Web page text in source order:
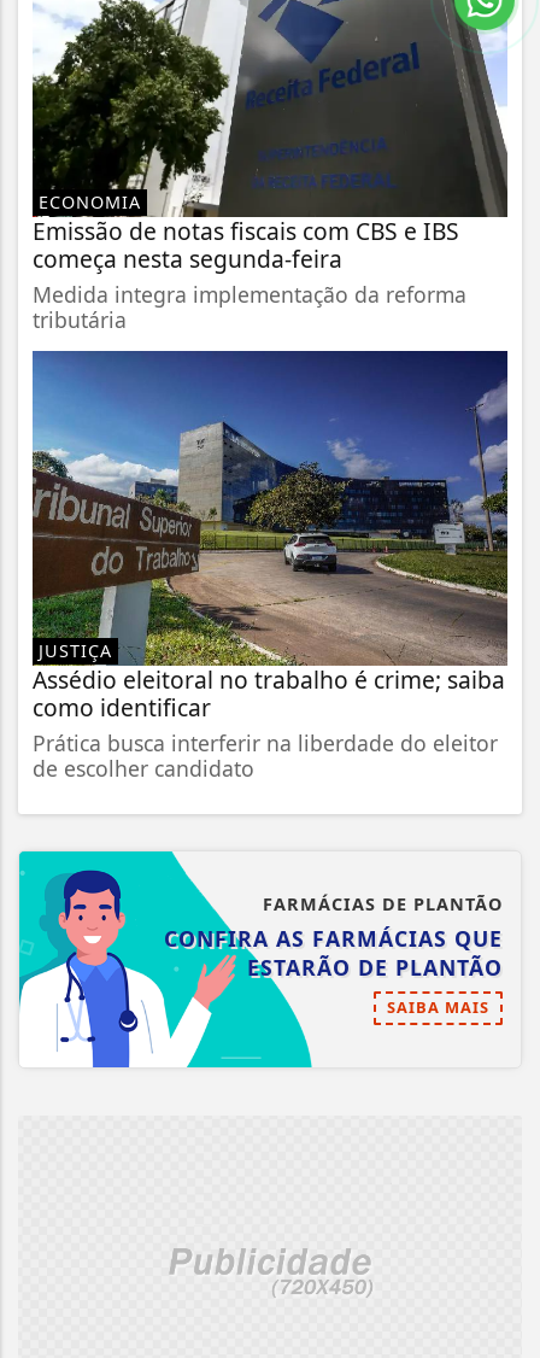
ECONOMIA
Emissão de notas fiscais com CBS e IBS
começa nesta segunda-feira
Medida integra implementação da reforma
tributária
JUSTIÇA
Assédio eleitoral no trabalho é crime; saiba
como identificar
Prática busca interferir na liberdade do eleitor
de escolher candidato
FARMÁCIAS DE PLANTÃO
CONFIRA AS FARMÁCIAS QUE
ESTARÃO DE PLANTÃO
SAIBA MAIS